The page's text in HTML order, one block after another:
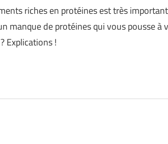
riches en protéines est très
manque de protéines qui vous pousse
Explications !